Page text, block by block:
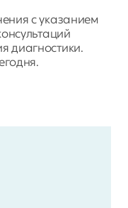
с указанием
диагностики.